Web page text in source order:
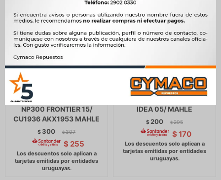
FILTRO HABITACULO
NISSAN SENTRA B16 07/
NP300 FRONTIER 15/
CU1936 AKX1953 MAHLE
$ 300 $ 307
$ 255
FILTRO HABITACULO FIAT
IDEA 05/ MAHLE
$ 200 $ 205
$ 170